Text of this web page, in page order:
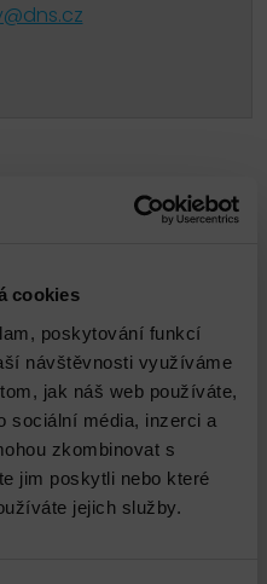
cookies
poskytování funkcí
návštěvnosti využíváme
jak náš web používáte,
sociální média, inzerci a
zkombinovat s
jim poskytli nebo které
jejich služby.
Check